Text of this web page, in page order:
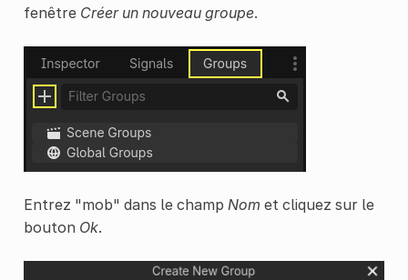
fenêtre Créer un nouveau groupe.
Entrez "mob" dans le champ Nom et cliquez sur le
bouton Ok.